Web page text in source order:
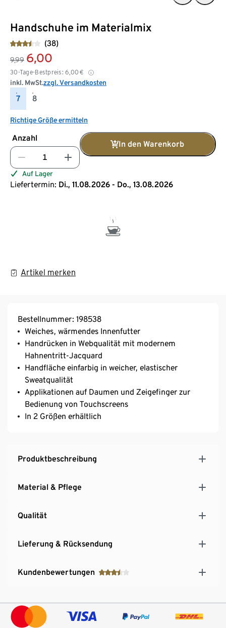
Handschuhe im Materialmix
(38)
9,99 6,00
30-Tage-Bestpreis: 6,00 €
inkl. MwSt.zzgl. Versandkosten
7 8
Richtige Größe ermitteln
Anzahl
In den Warenkorb
Auf Lager
Liefertermin: Di., 11.08.2026 - Do., 13.08.2026
Artikel merken
Bestellnummer: 198538
Weiches, wärmendes Innenfutter
Handrücken in Webqualität mit modernem
Hahnentritt-Jacquard
Handfläche einfarbig in weicher, elastischer
Sweatqualität
Applikationen auf Daumen und Zeigefinger zur
Bedienung von Touchscreens
In 2 Größen erhältlich
Produktbeschreibung
Material & Pflege
Qualität
Lieferung & Rücksendung
Kundenbewertungen